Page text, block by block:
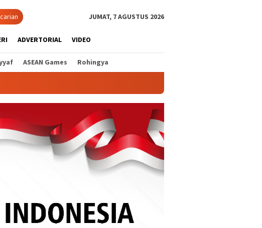
JUMAT, 7 AGUSTUS 2026
ADVERTORIAL VIDEO
ASEAN Games Rohingya